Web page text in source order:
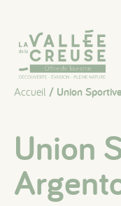
Accueil / Union
Union